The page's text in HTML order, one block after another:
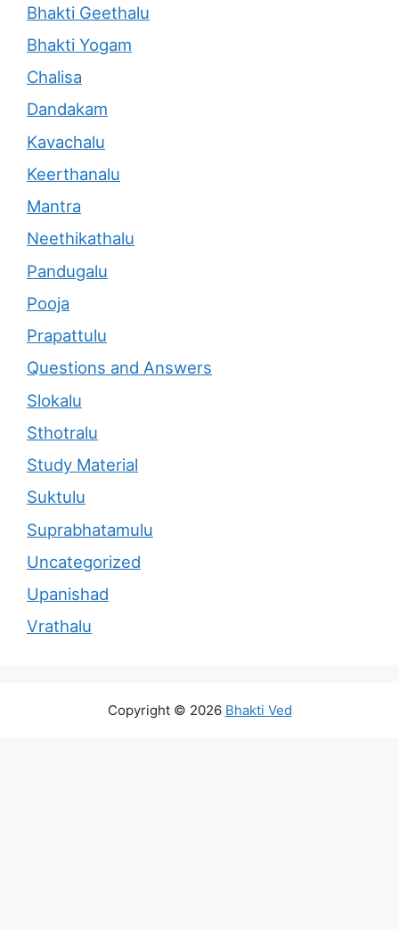
Bhakti Geethalu
Bhakti Yogam
Chalisa
Dandakam
Kavachalu
Keerthanalu
Mantra
Neethikathalu
Pandugalu
Pooja
Prapattulu
Questions and Answers
Slokalu
Sthotralu
Study Material
Suktulu
Suprabhatamulu
Uncategorized
Upanishad
Vrathalu
Copyright © 2026 Bhakti Ved